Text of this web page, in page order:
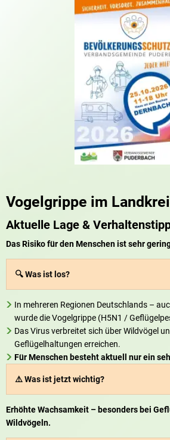
Vogelgrippe im
Aktuelle Lage &
Das Risiko für den Menschen ist sehr
🔍 Was ist los?
In mehreren Regionen Deutschlands –
wurde die Vogelgrippe (H5N1 /
Das Virus verbreitet sich über Wildvögel
Geflügelhaltungen erreichen.
Für Menschen besteht aktuell nur ein
⚠️ Was ist jetzt wichtig?
Erhöhte Wachsamkeit – besonders bei
Wildvögeln.